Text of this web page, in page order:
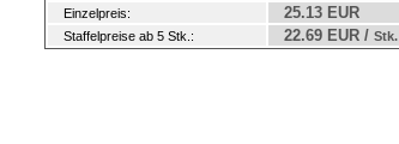
Einzelpreis: 25.13 EUR
Staffelpreise ab 5 Stk.: 22.69 EUR / Stk.